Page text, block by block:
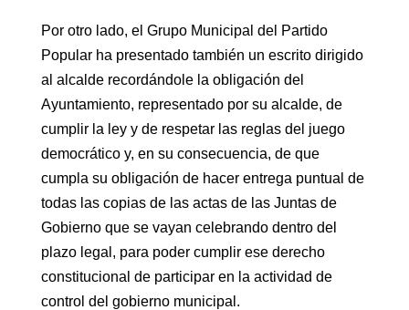
Por otro lado, el Grupo Municipal del Partido
Popular ha presentado también un escrito dirigido
al alcalde recordándole la obligación del
Ayuntamiento, representado por su alcalde, de
cumplir la ley y de respetar las reglas del juego
democrático y, en su consecuencia, de que
cumpla su obligación de hacer entrega puntual de
todas las copias de las actas de las Juntas de
Gobierno que se vayan celebrando dentro del
plazo legal, para poder cumplir ese derecho
constitucional de participar en la actividad de
control del gobierno municipal.